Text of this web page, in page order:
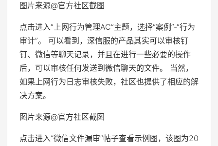
图片来源@官方社区截图
点击进入“上网行为管理AC”主题，选择“案例”-“行为
审计”。 可以看到，深信服的产品其实可以审核钉
钉、微信等聊天记录，并且在进行一些必要的操作
后，可以审核任何发送到微信聊天的文件。 当然，
如果上网行为日志审核失败，社区也提供了相应的解
决方案。
图片来源@官方社区截图
点击进入“微信文件漏审”帖子查看示例图，该图为20